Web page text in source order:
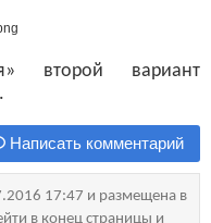
второй вариант
Написать комментарий
17:47 и размещена в
в конец страницы и